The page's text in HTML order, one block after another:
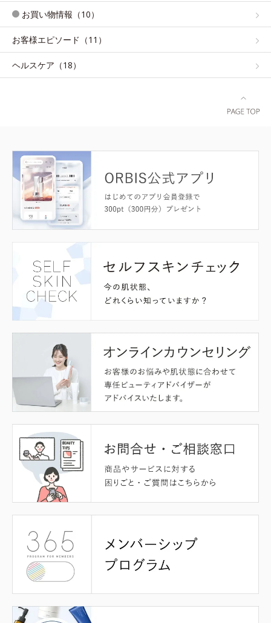
お買い物情報（10）
お客様エピソード（11）
ヘルスケア（18）